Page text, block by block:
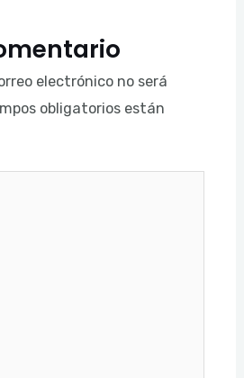
electrónico no será
obligatorios están